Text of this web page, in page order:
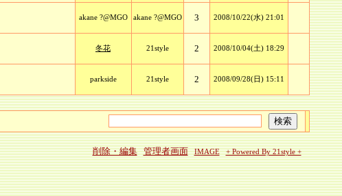
akane ?@MGO akane ?@MGO 3 2008/10/22(水) 21:01
冬花 21style 2 2008/10/04(土) 18:29
parkside 21style 2 2008/09/28(日) 15:11
削除・編集 管理者画面 IMAGE + Powered By 21style +